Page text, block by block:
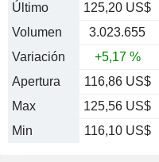
Último
125,20 US$
Volumen
3.023.655
Variación
+5,17 %
Apertura
116,86 US$
Max
125,56 US$
Min
116,10 US$